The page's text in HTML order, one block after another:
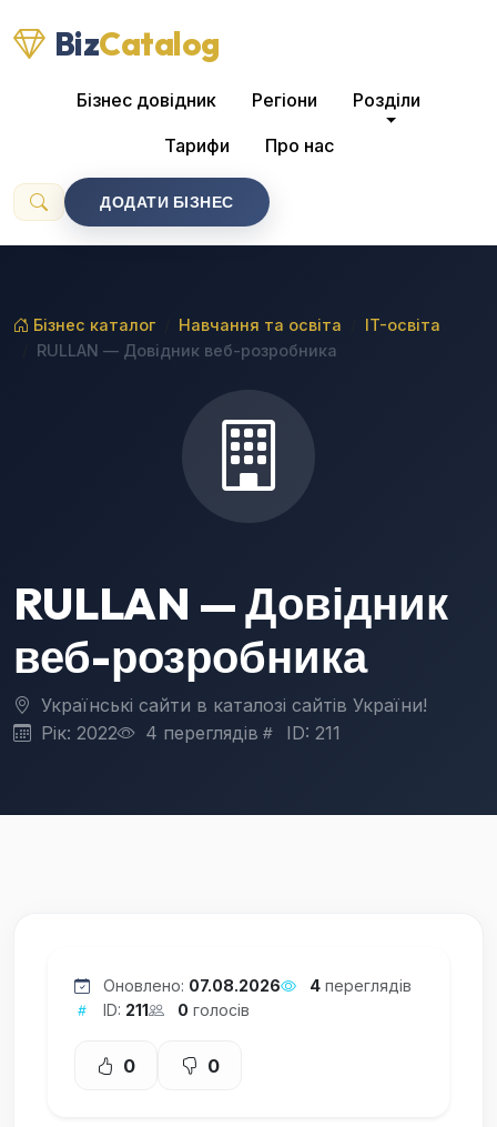
BizCatalog
Бізнес довідник Регіони Розділи
Тарифи Про нас
ДОДАТИ БІЗНЕС
Бізнес каталог Навчання та освіта
IT-освіта
RULLAN — Довідник веб-розробника
RULLAN — Довідник
веб-розробника
Українські сайти в каталозі сайтів України!
Рік: 2022
4 переглядів ID: 211
Оновлено: 07.08.2026 4 переглядів
ID: 211 0 голосів
0 0